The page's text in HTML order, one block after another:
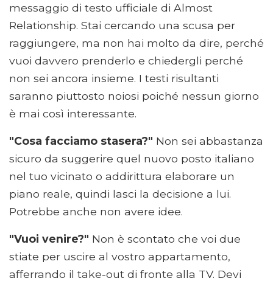
messaggio di testo ufficiale di Almost
Relationship. Stai cercando una scusa per
raggiungere, ma non hai molto da dire, perché
vuoi davvero prenderlo e chiedergli perché
non sei ancora insieme. I testi risultanti
saranno piuttosto noiosi poiché nessun giorno
è mai così interessante.
"Cosa facciamo stasera?" Non sei abbastanza
sicuro da suggerire quel nuovo posto italiano
nel tuo vicinato o addirittura elaborare un
piano reale, quindi lasci la decisione a lui.
Potrebbe anche non avere idee.
"Vuoi venire?" Non è scontato che voi due
stiate per uscire al vostro appartamento,
afferrando il take-out di fronte alla TV. Devi